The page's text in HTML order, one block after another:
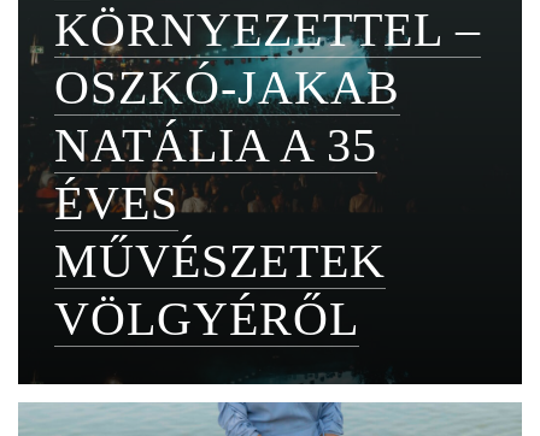
KÖRNYEZETTEL –
OSZKÓ-JAKAB
NATÁLIA A 35
ÉVES
MŰVÉSZETEK
VÖLGYÉRŐL